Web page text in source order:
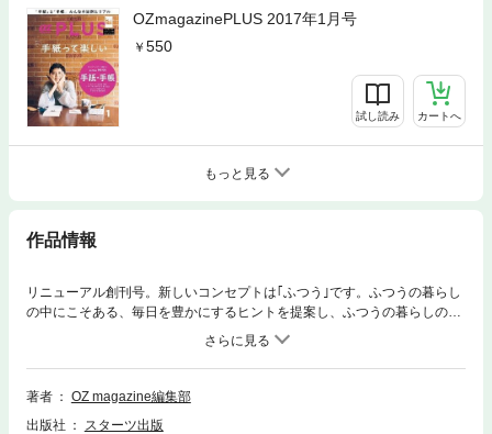
OZmagazinePLUS 2017年1月号
550
試し読み カートへ
もっと見る
作品情報
リニューアル創刊号。新しいコンセプトは｢ふつう｣です。ふつうの暮らし
の中にこそある、毎日を豊かにするヒントを提案し、ふつうの暮らしの楽
しさを再確認する、ライフスタイル誌にリニューアルします!リニューアル
1号目の特集は｢ふつうのパンっておいしいね｣です。
著者
OZ magazine編集部
出版社
スターツ出版